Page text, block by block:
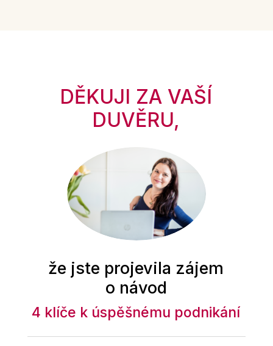
DĚKUJI ZA VAŠÍ
DUVĚRU,
že jste projevila zájem
o návod
4 klíče k úspěšnému podnikání